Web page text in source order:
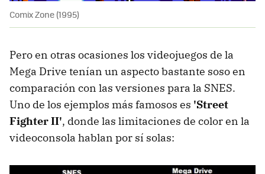
Comix Zone (1995)
Pero en otras ocasiones los videojuegos de la
Mega Drive tenían un aspecto bastante soso en
comparación con las versiones para la SNES.
Uno de los ejemplos más famosos es 'Street
Fighter II', donde las limitaciones de color en la
videoconsola hablan por sí solas: